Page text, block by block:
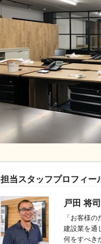
担当スタッフプロフィー
戸田 将司
「お客様の
建設業を通
何をすべき